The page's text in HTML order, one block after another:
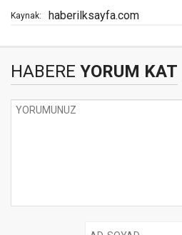
Kaynak: haberilksayfa.com
HABERE YORUM KAT